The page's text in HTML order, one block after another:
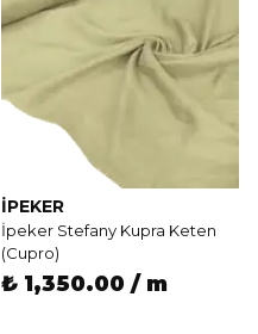
İPEKER
İpeker Stefany Kupra Keten
(Cupro)
₺ 1,350.00 / m